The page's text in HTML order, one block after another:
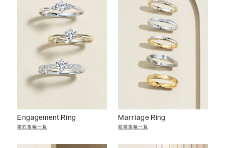
Engagement Ring
婚約指輪一覧
Marriage Ring
結婚指輪一覧